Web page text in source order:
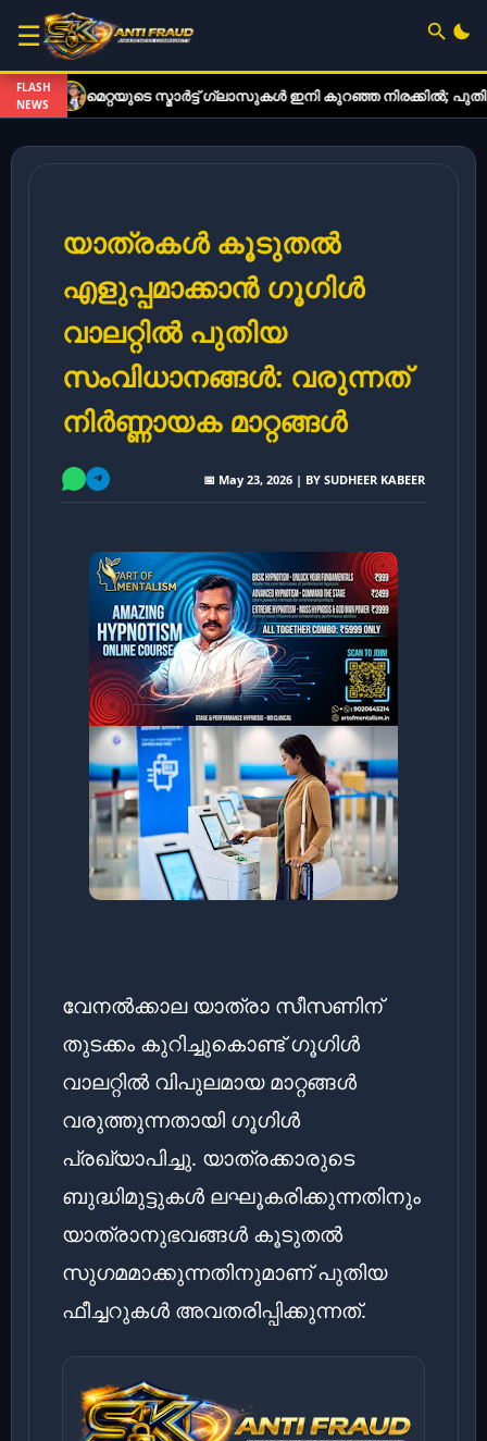
☰
FLASH
NEWS
സ്മാർട്ട് ഗ്ലാസുകൾ ഇനി കുറഞ്ഞ നിരക്കിൽ; പുതിയ
യാത്രകൾ കൂടുതൽ
എളുപ്പമാക്കാൻ ഗൂഗിൾ
വാലറ്റിൽ പുതിയ
സംവിധാനങ്ങൾ: വരുന്നത്
നിർണ്ണായക മാറ്റങ്ങൾ
📅 May 23, 2026 | BY SUDHEER KABEER
വേനൽക്കാല യാത്രാ സീസണിന്
തുടക്കം കുറിച്ചുകൊണ്ട് ഗൂഗിൾ
വാലറ്റിൽ വിപുലമായ മാറ്റങ്ങൾ
വരുത്തുന്നതായി ഗൂഗിൾ
പ്രഖ്യാപിച്ചു. യാത്രക്കാരുടെ
ബുദ്ധിമുട്ടുകൾ ലഘൂകരിക്കുന്നതിനും
യാത്രാനുഭവങ്ങൾ കൂടുതൽ
സുഗമമാക്കുന്നതിനുമാണ് പുതിയ
ഫീച്ചറുകൾ അവതരിപ്പിക്കുന്നത്.